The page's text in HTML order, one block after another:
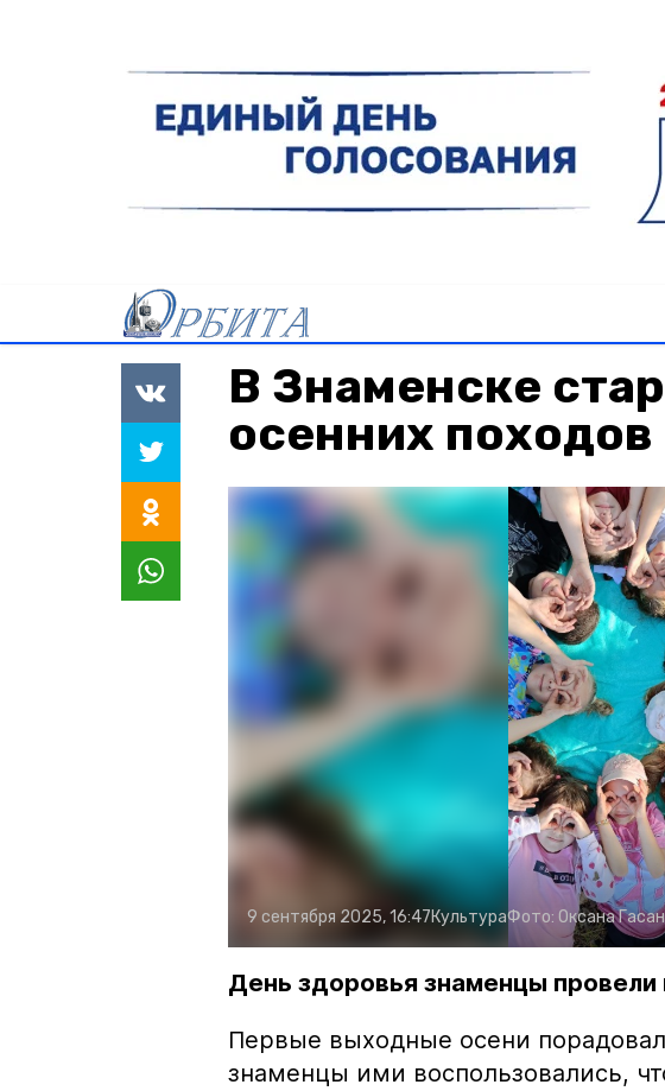
В Знаменске
осенних походов
9 сентября 2025, 16:47КультураФото: Оксана
День здоровья знаменцы провели
Первые выходные осени
знаменцы ими воспользовались,